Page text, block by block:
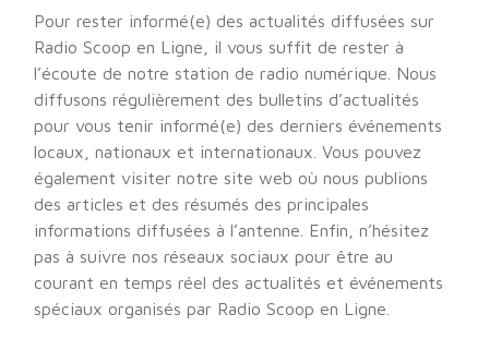
Pour rester informé(e) des actualités diffusées sur
Radio Scoop en Ligne, il vous suffit de rester à
l’écoute de notre station de radio numérique. Nous
diffusons régulièrement des bulletins d’actualités
pour vous tenir informé(e) des derniers événements
locaux, nationaux et internationaux. Vous pouvez
également visiter notre site web où nous publions
des articles et des résumés des principales
informations diffusées à l’antenne. Enfin, n’hésitez
pas à suivre nos réseaux sociaux pour être au
courant en temps réel des actualités et événements
spéciaux organisés par Radio Scoop en Ligne.